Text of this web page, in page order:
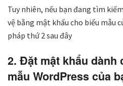
Tuy nhiên, nếu bạn đang tìm
vệ bằng mật khẩu cho biểu mẫu
pháp thứ 2 sau đây
2. Đặt mật khẩu dành
mẫu WordPress của